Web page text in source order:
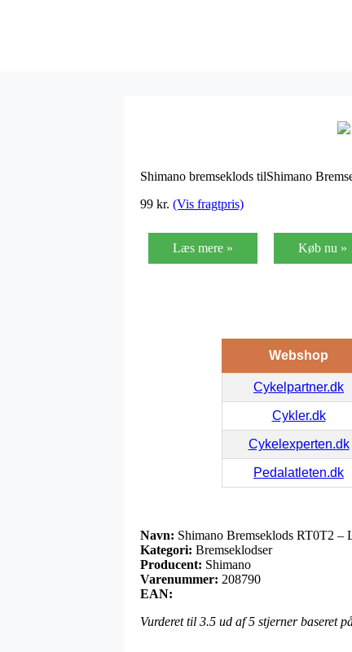
Shimano bremseklods tilShimano
99 kr. (Vis fragtpris)
Læs mere » Køb nu »
Webshop
Cykelpartner.dk
Cykler.dk
Cykelexperten.dk
Pedalatleten.dk
Navn: Shimano Bremseklods RT0T2 –
Kategori: Bremseklodser
Producent: Shimano
Varenummer: 208790
EAN:
Vurderet til 3.5 ud af 5 stjerner baseret